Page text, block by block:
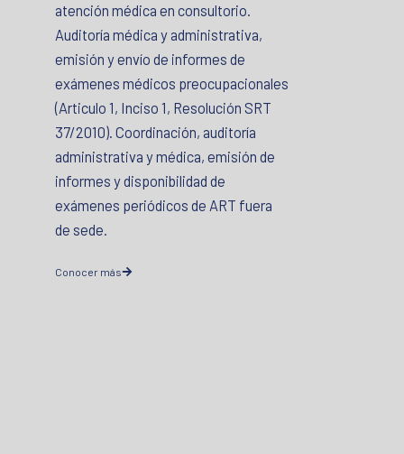
atención médica en consultorio.
Auditoría médica y administrativa,
emisión y envío de informes de
exámenes médicos preocupacionales
(Articulo 1, Inciso 1, Resolución SRT
37/2010). Coordinación, auditoría
administrativa y médica, emisión de
informes y disponibilidad de
exámenes periódicos de ART fuera
de sede.
Conocer más